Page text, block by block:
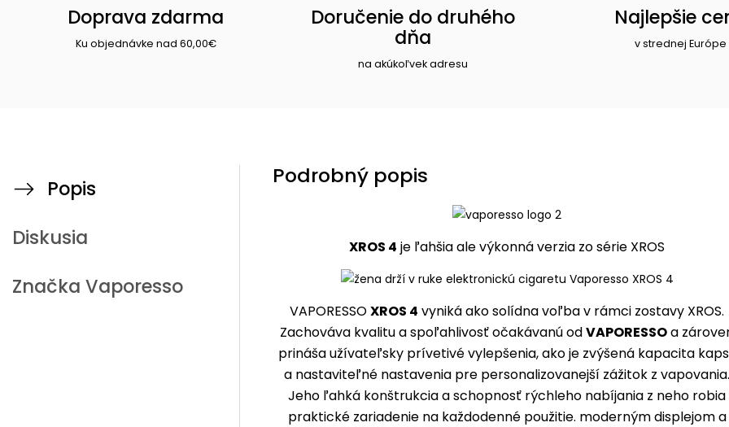
Doprava zdarma
Ku objednávke nad 60,00€
Doručenie do druhého
dňa
na akúkoľvek adresu
Najlepšie
v strednej Európe
Popis
Diskusia
Značka Vaporesso
Podrobný popis
XROS 4 je ľahšia ale výkonná verzia zo série XROS
VAPORESSOXROS 4 vyniká ako solídna voľba v rámci zostavy XROS.
Zachováva kvalitu a spoľahlivosť očakávanú odVAPORESSOa
prináša užívateľsky prívetivé vylepšenia, ako je zvýšená kapacita
a nastaviteľné nastavenia pre personalizovanejší zážitok z vapovania.
Jeho ľahká konštrukcia a schopnosť rýchleho nabíjania z neho robia
praktické zariadenie na každodenné použitie. moderným displejom a